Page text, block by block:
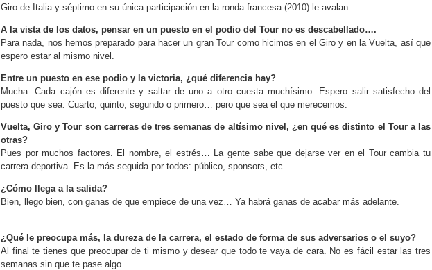
Giro de Italia y séptimo en su única participación en la ronda francesa (2010) le avalan.
A la vista de los datos, pensar en un puesto en el podio del Tour no es descabellado….
Para nada, nos hemos preparado para hacer un gran Tour como hicimos en el Giro y en la Vuelta, así que
espero estar al mismo nivel.
Entre un puesto en ese podio y la victoria, ¿qué diferencia hay?
Mucha. Cada cajón es diferente y saltar de uno a otro cuesta muchísimo. Espero salir satisfecho del
puesto que sea. Cuarto, quinto, segundo o primero… pero que sea el que merecemos.
Vuelta, Giro y Tour son carreras de tres semanas de altísimo nivel, ¿en qué es distinto el Tour a las
otras?
Pues por muchos factores. El nombre, el estrés… La gente sabe que dejarse ver en el Tour cambia tu
carrera deportiva. Es la más seguida por todos: público, sponsors, etc…
¿Cómo llega a la salida?
Bien, llego bien, con ganas de que empiece de una vez… Ya habrá ganas de acabar más adelante.
¿Qué le preocupa más, la dureza de la carrera, el estado de forma de sus adversarios o el suyo?
Al final te tienes que preocupar de ti mismo y desear que todo te vaya de cara. No es fácil estar las tres
semanas sin que te pase algo.